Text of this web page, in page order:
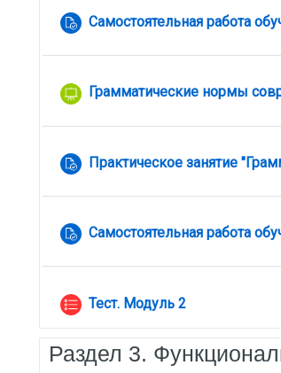
Самостоятельная работа
Грамматические нормы
Практическое занятие
Самостоятельная работа
Тест. Модуль 2
Раздел 3.